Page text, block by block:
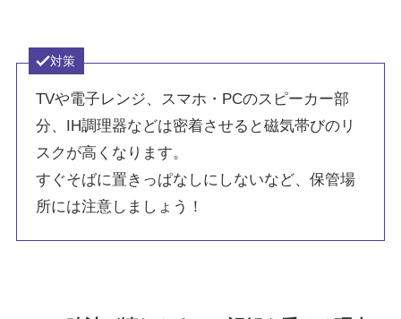
対策
TVや電子レンジ、スマホ・PCのスピーカー部
分、IH調理器などは密着させると磁気帯びのリ
スクが高くなります。
すぐそばに置きっぱなしにしないなど、保管場
所には注意しましょう！